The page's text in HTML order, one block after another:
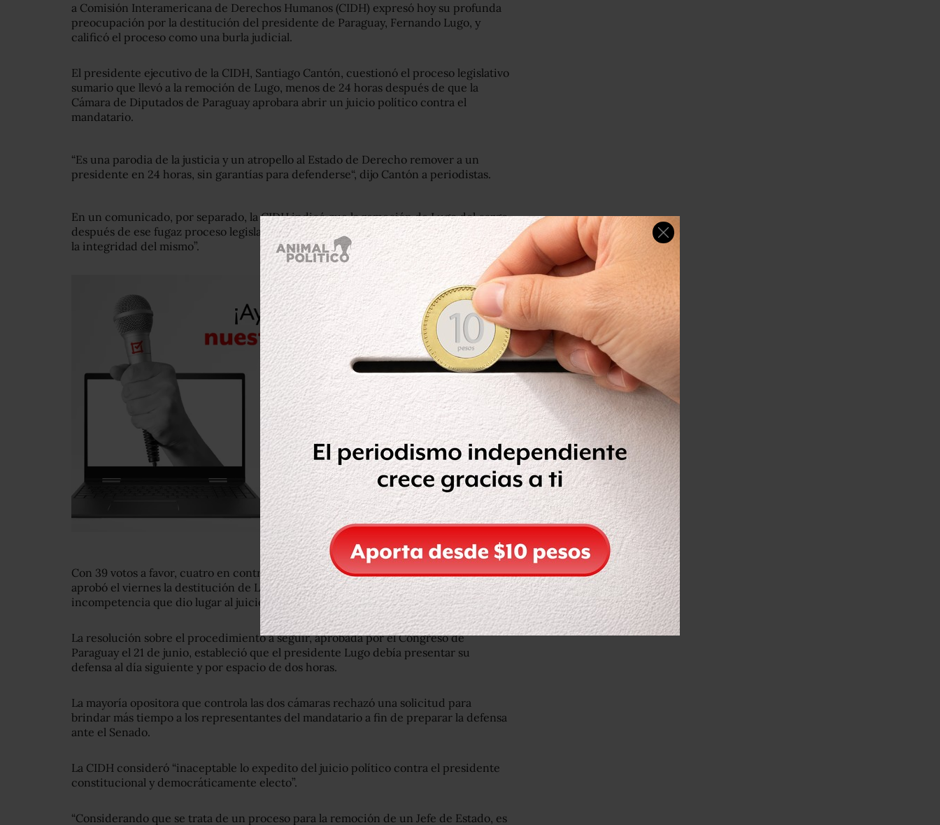
a Comisión Interamericana de Derechos Humanos (CIDH) expresó hoy su profunda
preocupación por la destitución del presidente de Paraguay, Fernando Lugo, y
calificó el proceso como una burla judicial.
El presidente ejecutivo de la CIDH, Santiago Cantón, cuestionó el proceso legislativo
sumario que llevó a la remoción de Lugo, menos de 24 horas después de que la
Cámara de Diputados de Paraguay aprobara abrir un juicio político contra el
mandatario.
“Es una parodia de la justicia y un atropello al Estado de Derecho remover a un
presidente en 24 horas, sin garantías para defenderse“, dijo Cantón a periodistas.
En un comunicado, por separado, la CIDH indicó que la remoción de Lugo del cargo
después de ese fugaz proceso legislativo “plantea profundos cuestionamientos sobre
la integridad del mismo”.
Con 39 votos a favor, cuatro en contra y dos ausencias, la Cámara de Senadores
aprobó el viernes la destitución de Lugo, al ser declarado culpable del cargo de
incompetencia que dio lugar al juicio político.
La resolución sobre el procedimiento a seguir, aprobada por el Congreso de
Paraguay el 21 de junio, estableció que el presidente Lugo debía presentar su
defensa al día siguiente y por espacio de dos horas.
La mayoría opositora que controla las dos cámaras rechazó una solicitud para
brindar más tiempo a los representantes del mandatario a fin de preparar la defensa
ante el Senado.
La CIDH consideró “inaceptable lo expedito del juicio político contra el presidente
constitucional y democráticamente electo”.
“Considerando que se trata de un proceso para la remoción de un Jefe de Estado, es